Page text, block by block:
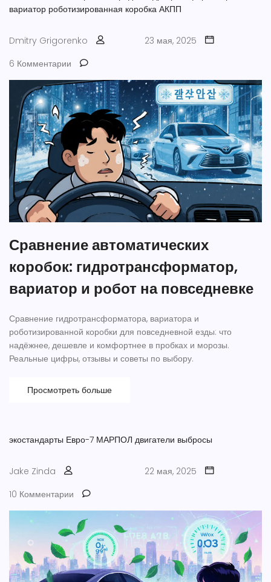
вариатор роботизированная коробка АКПП
Dmitry Grigorenko
23 мая, 2025
6 Комментарии
Сравнение автоматических
коробок: гидротрансформатор,
вариатор и робот на повседневке
Сравнение гидротрансформатора, вариатора и
роботизированной коробки для повседневной езды: что
надёжнее, дешевле и комфортнее в пробках и морозы.
Реальные цифры, отзывы и советы по выбору.
Просмотреть больше
экостандарты Евро-7 МАРПОЛ двигатели выбросы
Jake Zinda
22 мая, 2025
10 Комментарии